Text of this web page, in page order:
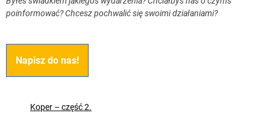
poinformować? Chcesz pochwalić się swoimi działaniami?
Napisz do nas!
Koper – część 2.